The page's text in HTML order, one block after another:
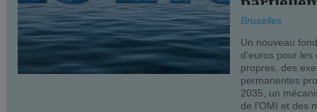
Bruxelles
Un nouveau
d'euros pour les
propres, des
permanentes
2035, un
de l'OMI et des